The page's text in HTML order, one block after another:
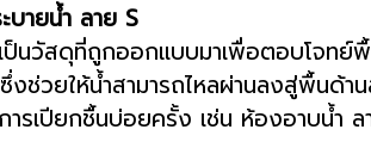
ายน้ำ ลาย S
ป็นวัสดุที่ถูกออกแบบมาเพื่อตอบโจท
ช่วยให้น้ำสามารถไหลผ่านลงสู่พื้นด้า
ารเปียกชื้นบ่อยครั้ง เช่น ห้องอาบน้ำ